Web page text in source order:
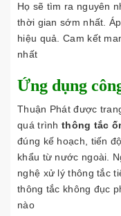
Họ sẽ tìm ra nguyên
thời gian sớm nhất.
hiệu quả. Cam kết
nhất
Ứng dụng
Thuận Phát được
quá trình thông tắc
đúng kế hoạch, tiến
khẩu từ nước ngoài.
nghệ xử lý thông tắc
thông tắc không đục
nào